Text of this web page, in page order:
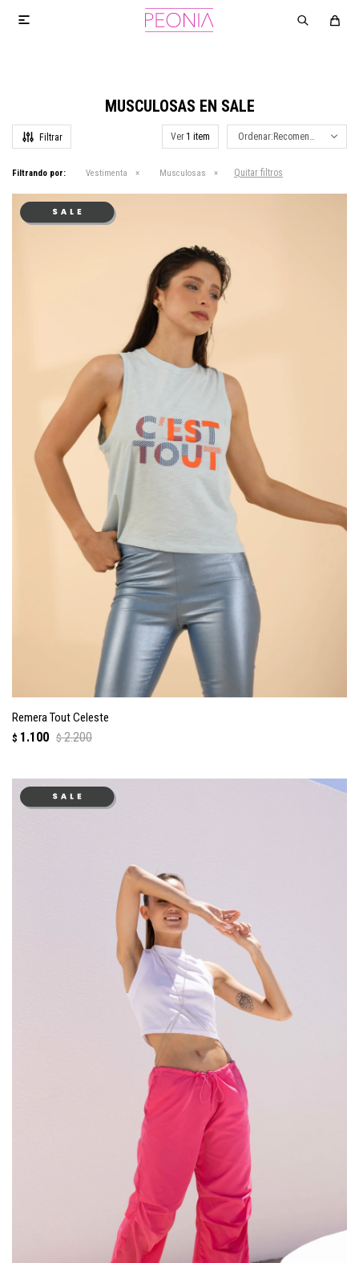

MUSCULOSAS EN SALE
Ver Recomendados
Filtrando por: Vestimenta Musculosas Quitar filtros
Remera Tout Celeste
$ 1.100 $ 2.200